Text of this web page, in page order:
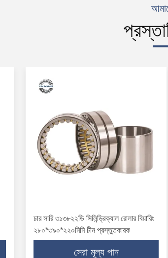
চার সারি ৩১৩৮২২ডি সিলিন্ড্রিক্যাল রোলার বিয়ারিং
২৮০*৩৯০*২২০মিমি চীন প্রস্তুতকারক
সেরা মূল্য পান